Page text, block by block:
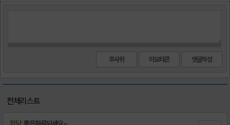
주사위 이모티콘
전체리스트